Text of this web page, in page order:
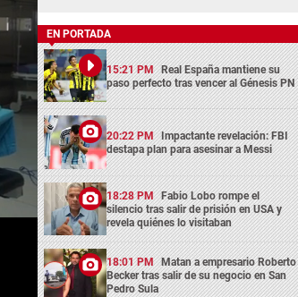
EN PORTADA
15:21 PM Real España mantiene su
paso perfecto tras vencer al Génesis PN
20:22 PM Impactante revelación: FBI
destapa plan para asesinar a Messi
18:28 PM Fabio Lobo rompe el
silencio tras salir de prisión en USA y
revela quiénes lo visitaban
18:01 PM Matan a empresario Roberto
Becker tras salir de su negocio en San
Pedro Sula